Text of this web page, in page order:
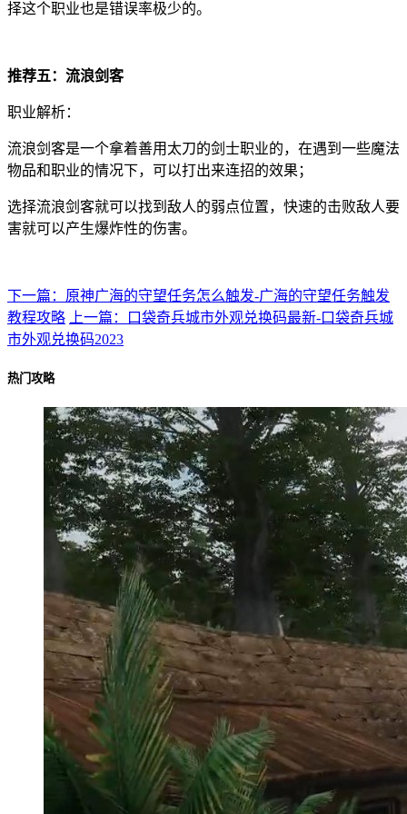
择这个职业也是错误率极少的。
推荐五：流浪剑客
职业解析：
流浪剑客是一个拿着善用太刀的剑士职业的，在遇到一些魔法
物品和职业的情况下，可以打出来连招的效果；
选择流浪剑客就可以找到敌人的弱点位置，快速的击败敌人要
害就可以产生爆炸性的伤害。
下一篇：原神广海的守望任务怎么触发-广海的守望任务触发
教程攻略
上一篇：口袋奇兵城市外观兑换码最新-口袋奇兵城
市外观兑换码2023
热门攻略